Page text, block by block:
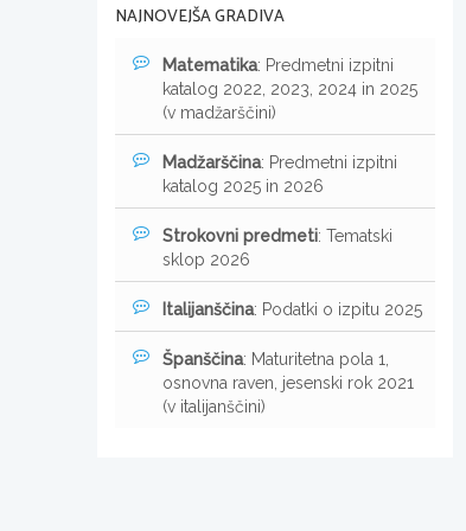
NAJNOVEJŠA GRADIVA
Matematika: Predmetni izpitni
katalog 2022, 2023, 2024 in 2025
(v madžarščini)
Madžarščina: Predmetni izpitni
katalog 2025 in 2026
Strokovni predmeti: Tematski
sklop 2026
Italijanščina: Podatki o izpitu 2025
Španščina: Maturitetna pola 1,
osnovna raven, jesenski rok 2021
(v italijanščini)